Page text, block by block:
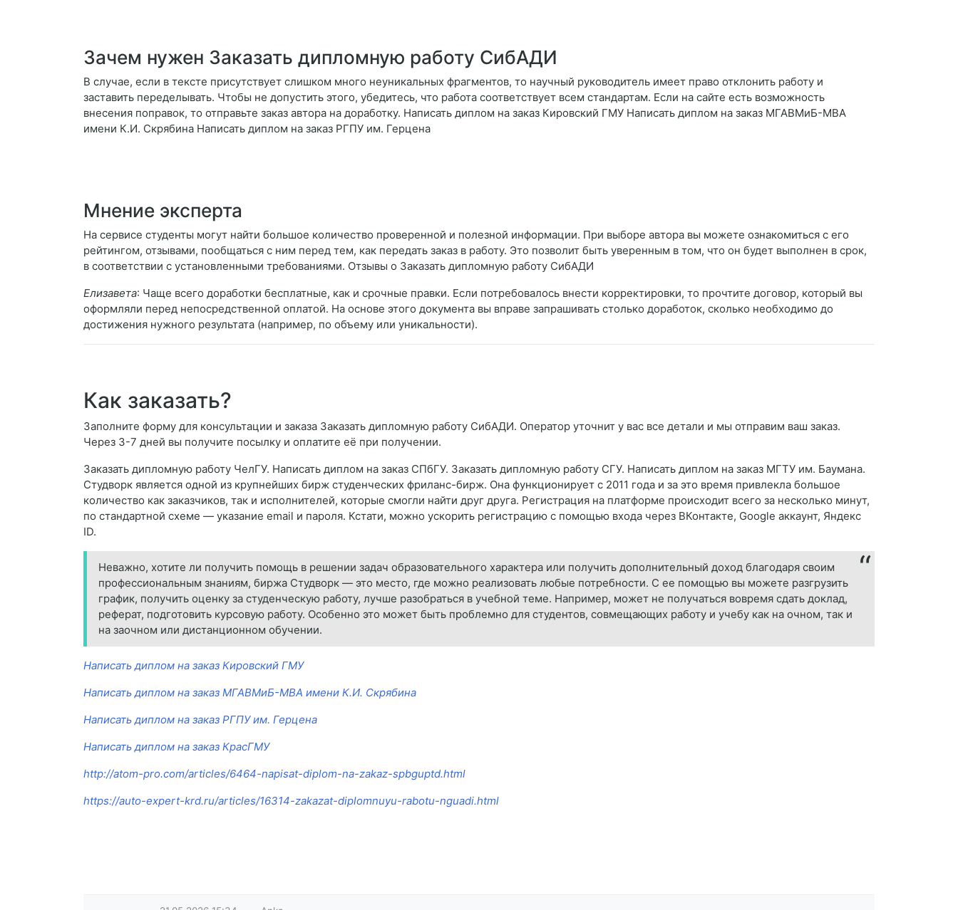
Зачем нужен Заказать дипломную работу СибАДИ
В случае, если в тексте присутствует слишком много неуникальных фрагментов, то научный руководитель имеет право отклонить работу и
заставить переделывать. Чтобы не допустить этого, убедитесь, что работа соответствует всем стандартам. Если на сайте есть возможность
внесения поправок, то отправьте заказ автора на доработку. Написать диплом на заказ Кировский ГМУ Написать диплом на заказ МГАВМиБ-МВА
имени К.И. Скрябина Написать диплом на заказ РГПУ им. Герцена
Мнение эксперта
На сервисе студенты могут найти большое количество проверенной и полезной информации. При выборе автора вы можете ознакомиться с его
рейтингом, отзывами, пообщаться с ним перед тем, как передать заказ в работу. Это позволит быть уверенным в том, что он будет выполнен в срок,
в соответствии с установленными требованиями. Отзывы о Заказать дипломную работу СибАДИ
Елизавета: Чаще всего доработки бесплатные, как и срочные правки. Если потребовалось внести корректировки, то прочтите договор, который вы
оформляли перед непосредственной оплатой. На основе этого документа вы вправе запрашивать столько доработок, сколько необходимо до
достижения нужного результата (например, по объему или уникальности).
Как заказать?
Заполните форму для консультации и заказа Заказать дипломную работу СибАДИ. Оператор уточнит у вас все детали и мы отправим ваш заказ.
Через 3-7 дней вы получите посылку и оплатите её при получении.
Заказать дипломную работу ЧелГУ. Написать диплом на заказ СПбГУ. Заказать дипломную работу СГУ. Написать диплом на заказ МГТУ им. Баумана.
Студворк является одной из крупнейших бирж студенческих фриланс-бирж. Она функционирует с 2011 года и за это время привлекла большое
количество как заказчиков, так и исполнителей, которые смогли найти друг друга. Регистрация на платформе происходит всего за несколько минут,
по стандартной схеме — указание email и пароля. Кстати, можно ускорить регистрацию с помощью входа через ВКонтакте, Google аккаунт, Яндекс
ID.
Неважно, хотите ли получить помощь в решении задач образовательного характера или получить дополнительный доход благодаря своим
профессиональным знаниям, биржа Студворк — это место, где можно реализовать любые потребности. С ее помощью вы можете разгрузить
график, получить оценку за студенческую работу, лучше разобраться в учебной теме. Например, может не получаться вовремя сдать доклад,
реферат, подготовить курсовую работу. Особенно это может быть проблемно для студентов, совмещающих работу и учебу как на очном, так и
на заочном или дистанционном обучении.
Написать диплом на заказ Кировский ГМУ
Написать диплом на заказ МГАВМиБ-МВА имени К.И. Скрябина
Написать диплом на заказ РГПУ им. Герцена
Написать диплом на заказ КрасГМУ
http://atom-pro.com/articles/6464-napisat-diplom-na-zakaz-spbguptd.html
https://auto-expert-krd.ru/articles/16314-zakazat-diplomnuyu-rabotu-nguadi.html